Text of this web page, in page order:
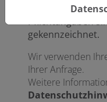
Pflichtangaben
gekennzeichnet.
Wir verwenden
Ihrer Anfrage.
Weitere